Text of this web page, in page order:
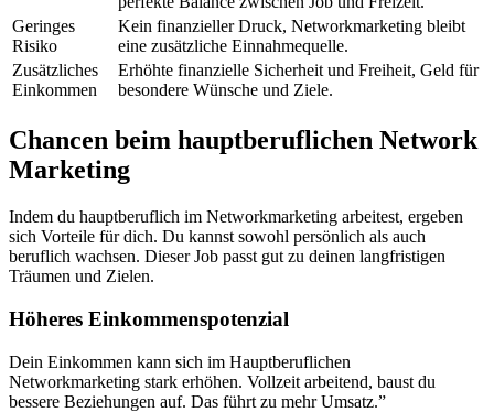
Geringes
Risiko
Kein finanzieller Druck, Networkmarketing bleibt
eine zusätzliche Einnahmequelle.
Zusätzliches
Einkommen
Erhöhte finanzielle Sicherheit und Freiheit, Geld für
besondere Wünsche und Ziele.
Chancen beim hauptberuflichen Network
Marketing
Indem du hauptberuflich im Networkmarketing arbeitest, ergeben
sich Vorteile für dich. Du kannst sowohl persönlich als auch
beruflich wachsen. Dieser Job passt gut zu deinen langfristigen
Träumen und Zielen.
Höheres Einkommenspotenzial
Dein Einkommen kann sich im Hauptberuflichen
Networkmarketing stark erhöhen. Vollzeit arbeitend, baust du
bessere Beziehungen auf. Das führt zu mehr Umsatz.”